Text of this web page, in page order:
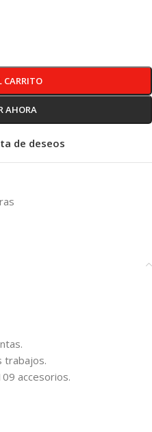
CARRITO
AHORA
de deseos
trabajos.
accesorios.